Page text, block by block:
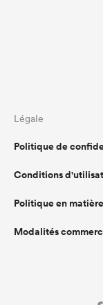
Légale
Politique de
Conditions
Politique en
Modalités